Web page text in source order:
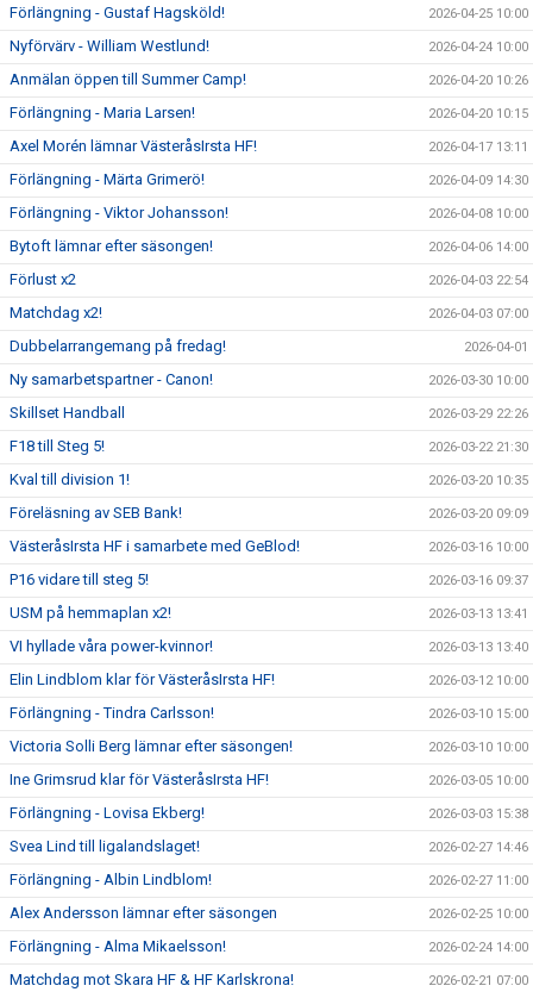
Förlängning - Gustaf Hagsköld! 2026-04-25 10:00
Nyförvärv - William Westlund! 2026-04-24 10:00
Anmälan öppen till Summer Camp! 2026-04-20 10:26
Förlängning - Maria Larsen! 2026-04-20 10:15
Axel Morén lämnar VästeråsIrsta HF! 2026-04-17 13:11
Förlängning - Märta Grimerö! 2026-04-09 14:30
Förlängning - Viktor Johansson! 2026-04-08 10:00
Bytoft lämnar efter säsongen! 2026-04-06 14:00
Förlust x2 2026-04-03 22:54
Matchdag x2! 2026-04-03 07:00
Dubbelarrangemang på fredag! 2026-04-01
Ny samarbetspartner - Canon! 2026-03-30 10:00
Skillset Handball 2026-03-29 22:26
F18 till Steg 5! 2026-03-22 21:30
Kval till division 1! 2026-03-20 10:35
Föreläsning av SEB Bank! 2026-03-20 09:09
VästeråsIrsta HF i samarbete med GeBlod! 2026-03-16 10:00
P16 vidare till steg 5! 2026-03-16 09:37
USM på hemmaplan x2! 2026-03-13 13:41
VI hyllade våra power-kvinnor! 2026-03-13 13:40
Elin Lindblom klar för VästeråsIrsta HF! 2026-03-12 10:00
Förlängning - Tindra Carlsson! 2026-03-10 15:00
Victoria Solli Berg lämnar efter säsongen! 2026-03-10 10:00
Ine Grimsrud klar för VästeråsIrsta HF! 2026-03-05 10:00
Förlängning - Lovisa Ekberg! 2026-03-03 15:38
Svea Lind till ligalandslaget! 2026-02-27 14:46
Förlängning - Albin Lindblom! 2026-02-27 11:00
Alex Andersson lämnar efter säsongen 2026-02-25 10:00
Förlängning - Alma Mikaelsson! 2026-02-24 14:00
Matchdag mot Skara HF & HF Karlskrona! 2026-02-21 07:00